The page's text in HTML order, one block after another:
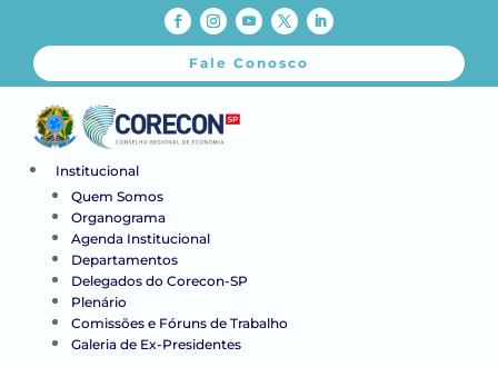
Fale Conosco
Institucional
Quem Somos
Organograma
Agenda Institucional
Departamentos
Delegados do Corecon-SP
Plenário
Comissões e Fóruns de Trabalho
Galeria de Ex-Presidentes